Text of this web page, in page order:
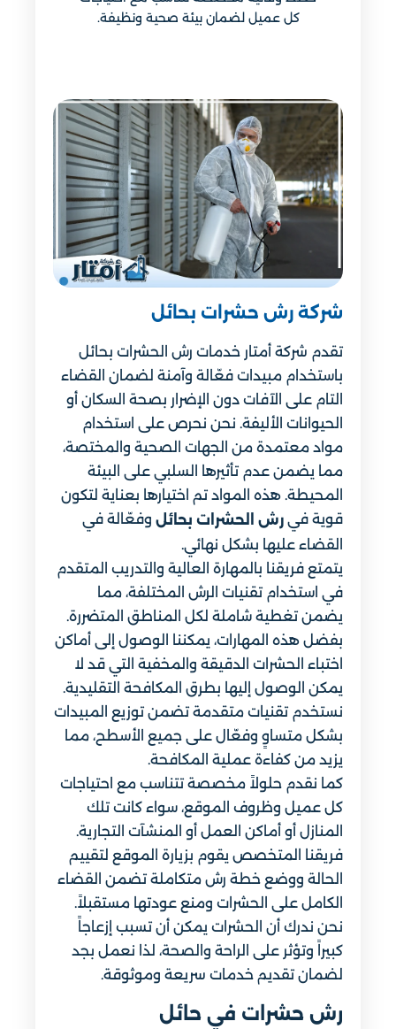
كل عميل لضمان بيئة صحية ونظيفة.
شركة رش حشرات بحائل
تقدم شركة أمتار خدمات رش الحشرات بحائل
باستخدام مبيدات فعّالة وآمنة لضمان القضاء
التام على الآفات دون الإضرار بصحة السكان أو
الحيوانات الأليفة. نحن نحرص على استخدام
مواد معتمدة من الجهات الصحية والمختصة،
مما يضمن عدم تأثيرها السلبي على البيئة
المحيطة. هذه المواد تم اختيارها بعناية لتكون
قوية في رش الحشرات بحائل وفعّالة في
القضاء عليها بشكل نهائي.
يتمتع فريقنا بالمهارة العالية والتدريب المتقدم
في استخدام تقنيات الرش المختلفة، مما
يضمن تغطية شاملة لكل المناطق المتضررة.
بفضل هذه المهارات، يمكننا الوصول إلى أماكن
اختباء الحشرات الدقيقة والمخفية التي قد لا
يمكن الوصول إليها بطرق المكافحة التقليدية.
نستخدم تقنيات متقدمة تضمن توزيع المبيدات
بشكل متساوٍ وفعّال على جميع الأسطح، مما
يزيد من كفاءة عملية المكافحة.
كما نقدم حلولاً مخصصة تتناسب مع احتياجات
كل عميل وظروف الموقع، سواء كانت تلك
المنازل أو أماكن العمل أو المنشآت التجارية.
فريقنا المتخصص يقوم بزيارة الموقع لتقييم
الحالة ووضع خطة رش متكاملة تضمن القضاء
الكامل على الحشرات ومنع عودتها مستقبلاً.
نحن ندرك أن الحشرات يمكن أن تسبب إزعاجاً
كبيراً وتؤثر على الراحة والصحة، لذا نعمل بجد
لضمان تقديم خدمات سريعة وموثوقة.
رش حشرات في حائل